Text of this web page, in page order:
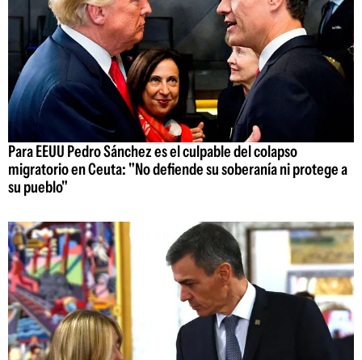
Para EEUU Pedro Sánchez es el culpable del colapso
migratorio en Ceuta: "No defiende su soberanía ni protege a
su pueblo"